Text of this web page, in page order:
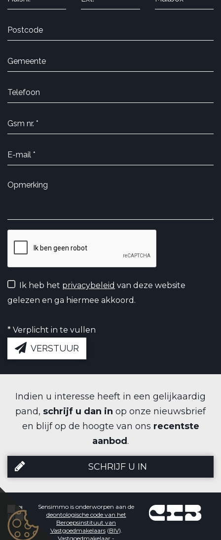
Indien u interesse heeft in een gelijkaardig
pand, schrijf u dan in op onze nieuwsbrief
en blijf op de hoogte van ons recentste
aanbod.
SCHRIJF U IN
Ik heb het privacybeleid van deze website
gelezen en ga hiermee akkoord.
* Verplicht in te vullen
VERSTUUR
Sensimmo is onderworpen aan de
deontologische code van het
Beroepsinstituut van
Vastgoedmakelaars(BIV).
Vastgoedmakelaar -